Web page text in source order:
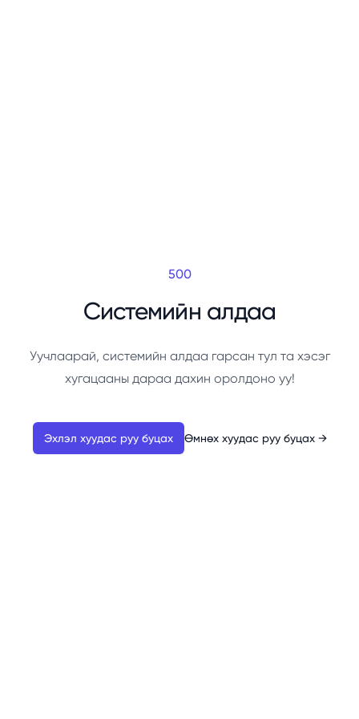
500
Системийн алдаа
Уучлаарай, системийн алдаа гарсан тул та хэсэг
хугацааны дараа дахин оролдоно уу!
Эхлэл хуудас руу буцах Өмнөх хуудас руу буцах →